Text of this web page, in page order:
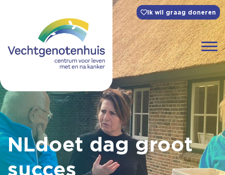
Ik wil graag doneren
NLdoet dag groot
succes